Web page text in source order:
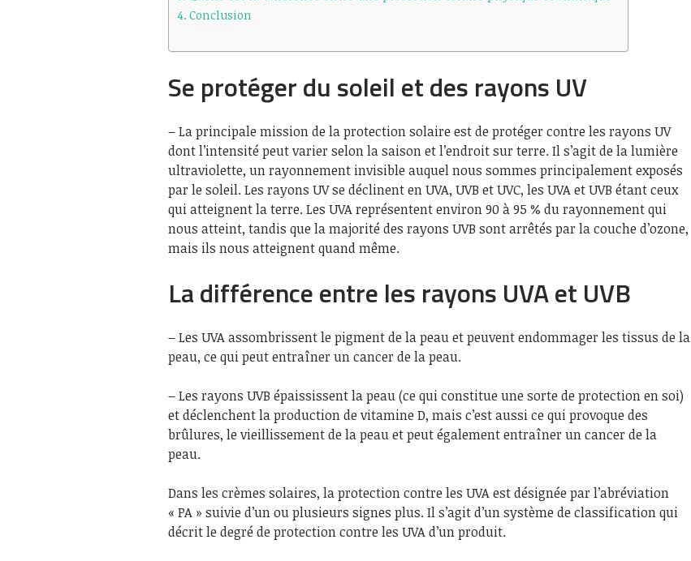
Conclusion
Se protéger du soleil et des rayons UV
– La principale mission de la protection solaire est de protéger contre les rayons UV
dont l’intensité peut varier selon la saison et l’endroit sur terre. Il s’agit de la lumière
ultraviolette, un rayonnement invisible auquel nous sommes principalement exposés
par le soleil. Les rayons UV se déclinent en UVA, UVB et UVC, les UVA et UVB étant ceux
qui atteignent la terre. Les UVA représentent environ 90 à 95 % du rayonnement qui
nous atteint, tandis que la majorité des rayons UVB sont arrêtés par la couche d’ozone,
mais ils nous atteignent quand même.
La différence entre les rayons UVA et UVB
– Les UVA assombrissent le pigment de la peau et peuvent endommager les tissus de la
peau, ce qui peut entraîner un cancer de la peau.
– Les rayons UVB épaississent la peau (ce qui constitue une sorte de protection en soi)
et déclenchent la production de vitamine D, mais c’est aussi ce qui provoque des
brûlures, le vieillissement de la peau et peut également entraîner un cancer de la
peau.
Dans les crèmes solaires, la protection contre les UVA est désignée par l’abréviation
« PA » suivie d’un ou plusieurs signes plus. Il s’agit d’un système de classification qui
décrit le degré de protection contre les UVA d’un produit.